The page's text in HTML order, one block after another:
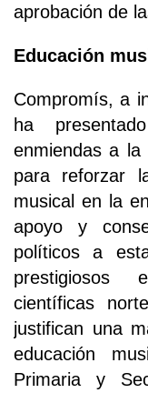
aprobación de
Educación
Compromís, a
ha
enmiendas a la
para reforzar
musical en la
apoyo y
políticos a
prestigiosos
científicas
justifican una
educación
Primaria y